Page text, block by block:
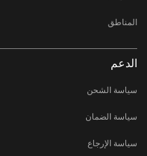
المناطق
الدعم
سياسة الشحن
سياسة الضمان
سياسة الإرجاع